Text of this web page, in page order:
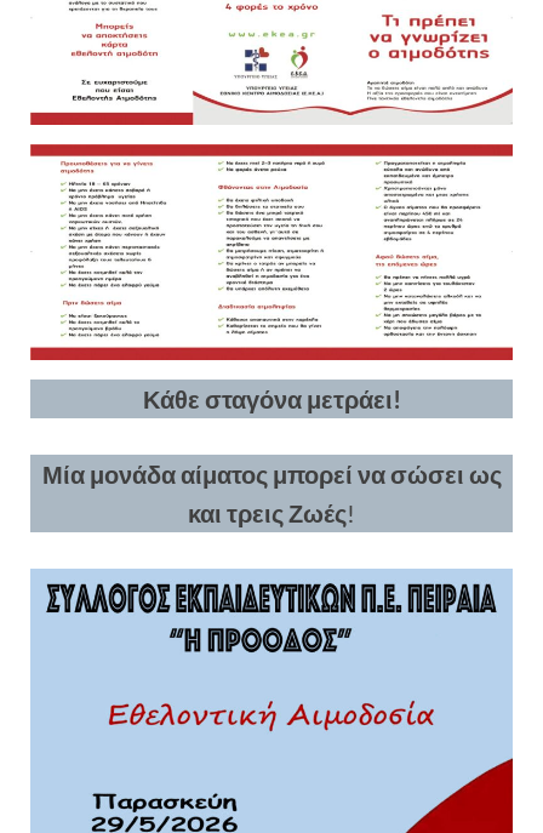
Κάθε σταγόνα μετράει!
Μία μονάδα αίματος μπορεί να σώσει ως
και τρεις Ζωές!